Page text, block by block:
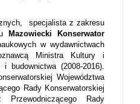
specjalista z zakresu
Mazowiecki Konserwator
w wydawnictwach
Ministra Kultury i
budownictwa (2008-2016).
Województwa
Rady Konserwatorskiej
Przewodniczącego Rady